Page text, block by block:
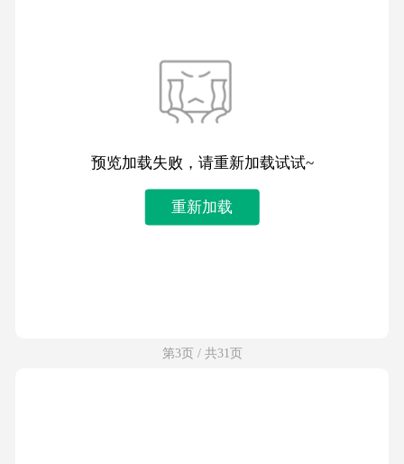
预览加载失败，请重新加载试试~
重新加载
第3页 / 共31页